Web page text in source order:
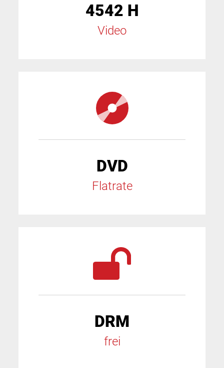
4542 H
Video
DVD
Flatrate
DRM
frei